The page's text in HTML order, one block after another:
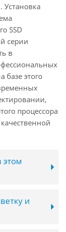
SSD
серии
в
этого
процессора
этом
и